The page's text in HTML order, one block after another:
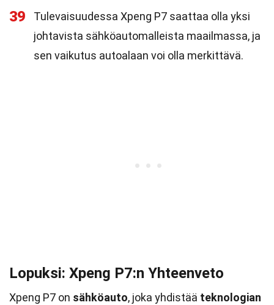
39
Tulevaisuudessa Xpeng P7 saattaa olla yksi
johtavista sähköautomalleista maailmassa, ja
sen vaikutus autoalaan voi olla merkittävä.
Lopuksi: Xpeng P7:n Yhteenveto
Xpeng P7 on sähköauto, joka yhdistää teknologian